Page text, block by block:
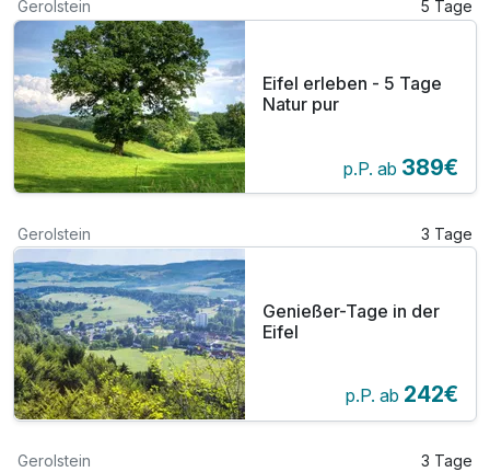
Gerolstein 5 Tage
Eifel erleben - 5 Tage
Natur pur
p.P. ab 389€
Gerolstein 3 Tage
Genießer-Tage in der
Eifel
p.P. ab 242€
Gerolstein 3 Tage